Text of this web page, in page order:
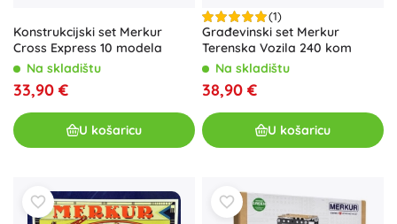
Konstrukcijski set Merkur
Cross Express 10 modela
Na skladištu
33,90 €
U košaricu
(1)
Građevinski set Merkur
Terenska Vozila 240 kom
Na skladištu
38,90 €
U košaricu